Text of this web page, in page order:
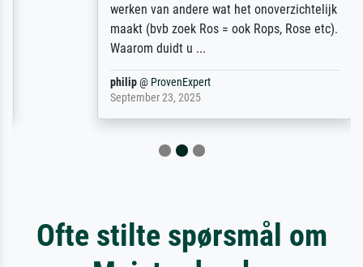
werken van andere wat het onoverzichtelijk
maakt (bvb zoek Ros = ook Rops, Rose etc).
Waarom duidt u ...
ProvenExpert
September 23, 2025
Ofte stilte spørsmål om